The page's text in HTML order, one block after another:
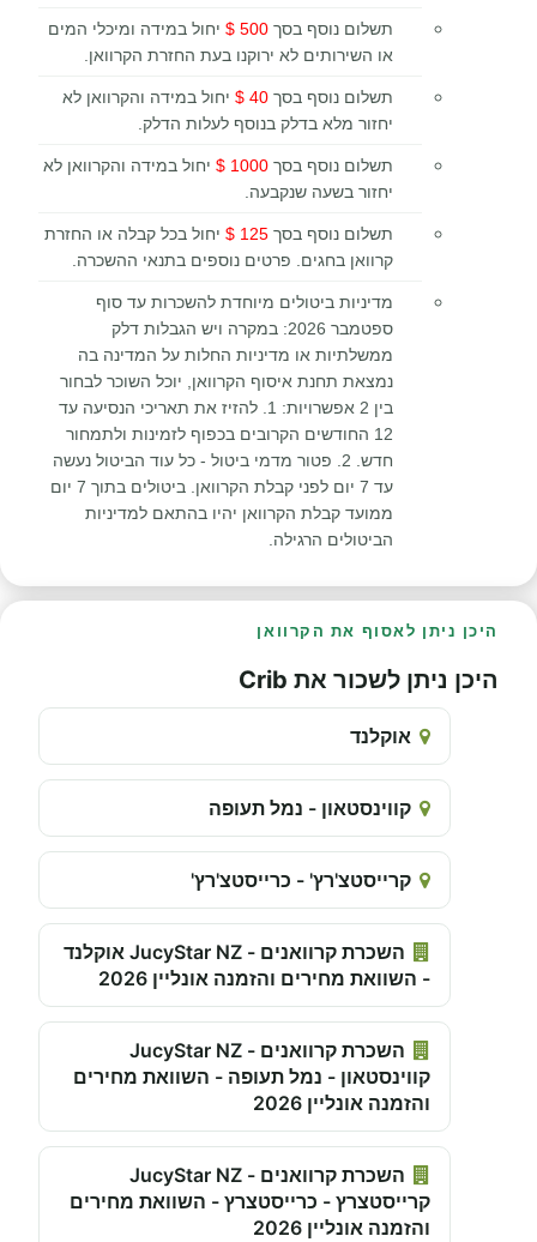
תשלום נוסף בסך 500 $
יחול במידה ומיכלי המים
או השירותים לא ירוקנו בעת החזרת הקרוואן.
תשלום נוסף בסך
יחול במידה והקרוואן לא
יחזור מלא בדלק בנוסף לעלות הדלק.
תשלום נוסף בסך 1000 $
יחול במידה והקרוואן לא
יחזור בשעה שנקבעה.
תשלום נוסף בסך
יחול בכל קבלה או החזרת
קרוואן בחגים. פרטים נוספים בתנאי ההשכרה.
מדיניות ביטולים מיוחדת להשכרות עד סוף
ספטמבר 2026: במקרה ויש הגבלות דלק
ממשלתיות או מדיניות החלות על המדינה בה
נמצאת תחנת איסוף הקרוואן, יוכל השוכר לבחור
בין 2 אפשרויות: 1. להזיז את תאריכי הנסיעה עד
12 החודשים הקרובים בכפוף לזמינות ולתמחור
חדש. 2. פטור מדמי ביטול - כל עוד הביטול נעשה
עד 7 יום לפני קבלת הקרוואן. ביטולים בתוך 7 יום
ממועד קבלת הקרוואן יהיו בהתאם למדיניות
הביטולים הרגילה.
היכן ניתן לאסוף את הקרוואן
היכן ניתן לשכור את Crib
אוקלנד
קווינסטאון - נמל תעופה
קרייסטצ'רץ' - כרייסטצ'רץ'
השכרת קרוואנים - JucyStar NZ אוקלנד
- השוואת מחירים והזמנה אונליין 2026
השכרת קרוואנים - JucyStar NZ
קווינסטאון - נמל תעופה - השוואת מחירים
והזמנה אונליין 2026
השכרת קרוואנים - JucyStar NZ
קרייסטצרץ - כרייסטצרץ - השוואת מחירים
והזמנה אונליין 2026